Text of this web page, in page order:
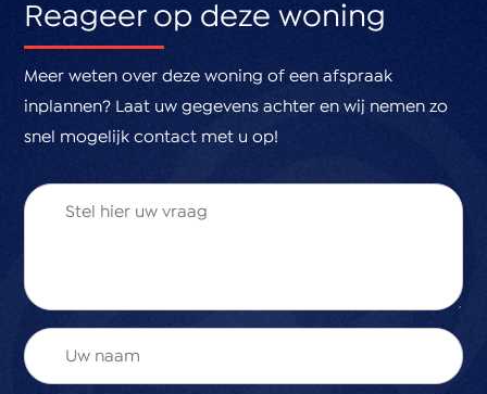
Reageer op deze woning
Meer weten over deze woning of een afspraak
inplannen? Laat uw gegevens achter en wij nemen zo
snel mogelijk contact met u op!